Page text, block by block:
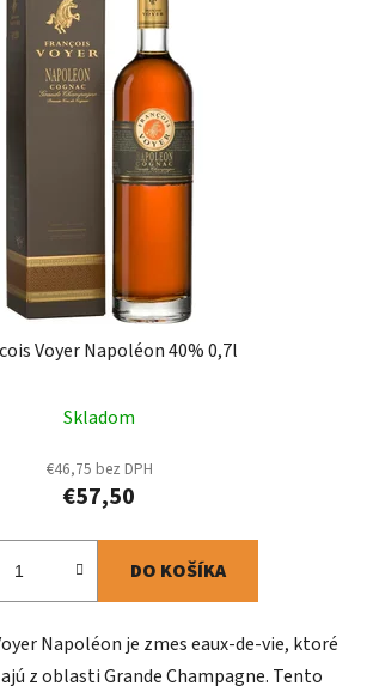
Voyer Napoléon 40% 0,7l
Skladom
€46,75 bez DPH
€57,50
DO KOŠÍKA
Napoléon je zmes eaux-de-vie, ktoré
z oblasti Grande Champagne. Tento